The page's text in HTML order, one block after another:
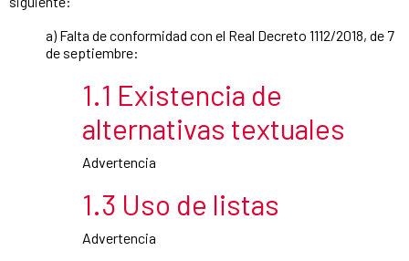
a) Falta de conformidad con el Real Decreto 1112/2018, de 7
de septiembre:
1.1 Existencia de
alternativas textuales
Advertencia
1.3 Uso de listas
Advertencia